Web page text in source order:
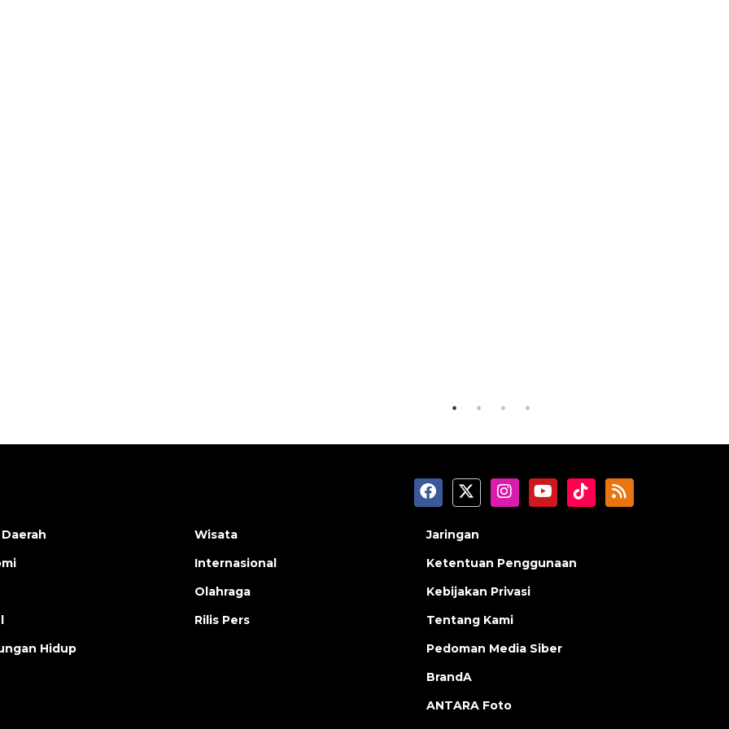
Hidup
Wisata
Internasional
Olahraga
Rilis Pers
Jaringan
Ketentuan Penggunaan
Kebijakan Privasi
Tentang Kami
Pedoman Media Siber
BrandA
ANTARA Foto